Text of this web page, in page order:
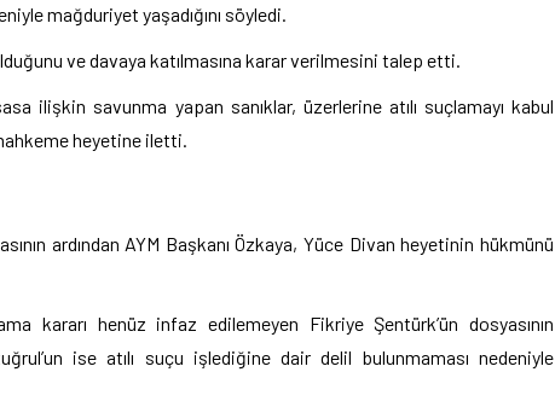
mağduriyet yaşadığını söyledi.
ve davaya katılmasına karar verilmesini talep etti.
ilişkin savunma yapan sanıklar, üzerlerine atılı suçlamayı kabul
heyetine iletti.
ardından AYM Başkanı Özkaya, Yüce Divan heyetinin hükmünü
kararı henüz infaz edilemeyen Fikriye Şentürk’ün dosyasının
ise atılı suçu işlediğine dair delil bulunmaması nedeniyle